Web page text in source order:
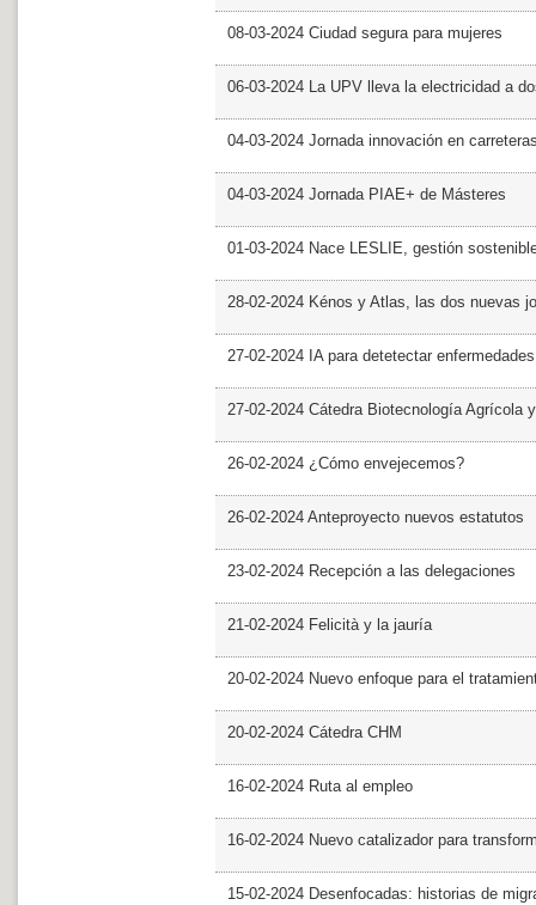
08-03-2024 Ciudad segura para mujeres
06-03-2024 La UPV lleva la electricidad a
04-03-2024 Jornada innovación en
04-03-2024 Jornada PIAE+ de Másteres
01-03-2024 Nace LESLIE, gestión
28-02-2024 Kénos y Atlas, las dos nuevas
27-02-2024 IA para detetectar
27-02-2024 Cátedra Biotecnología Agrícola
26-02-2024 ¿Cómo envejecemos?
26-02-2024 Anteproyecto nuevos estatutos
23-02-2024 Recepción a las delegaciones
21-02-2024 Felicità y la jauría
20-02-2024 Nuevo enfoque para el
20-02-2024 Cátedra CHM
16-02-2024 Ruta al empleo
16-02-2024 Nuevo catalizador para
15-02-2024 Desenfocadas: historias de